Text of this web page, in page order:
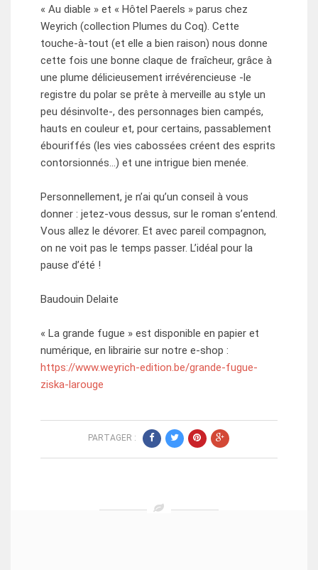
« Au diable » et « Hôtel Paerels » parus chez
Weyrich (collection Plumes du Coq). Cette
touche-à-tout (et elle a bien raison) nous donne
cette fois une bonne claque de fraîcheur, grâce à
une plume délicieusement irrévérencieuse -le
registre du polar se prête à merveille au style un
peu désinvolte-, des personnages bien campés,
hauts en couleur et, pour certains, passablement
ébouriffés (les vies cabossées créent des esprits
contorsionnés…) et une intrigue bien menée.
Personnellement, je n’ai qu’un conseil à vous
donner : jetez-vous dessus, sur le roman s’entend.
Vous allez le dévorer. Et avec pareil compagnon,
on ne voit pas le temps passer. L’idéal pour la
pause d’été !
Baudouin Delaite
« La grande fugue » est disponible en papier et
numérique, en librairie sur notre e-shop :
https://www.weyrich-edition.be/grande-fugue-
ziska-larouge
PARTAGER :